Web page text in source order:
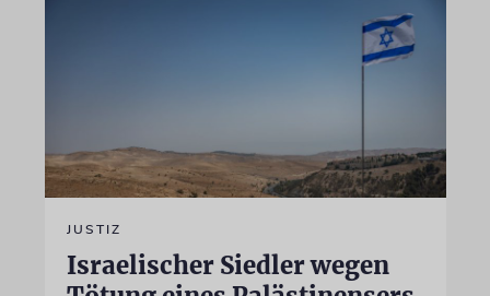
JUSTIZ
Israelischer Siedler wegen